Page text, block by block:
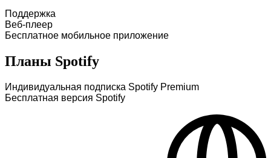
Поддержка
Веб-плеер
Бесплатное мобильное приложение
Планы Spotify
Индивидуальная подписка Spotify Premium
Бесплатная версия Spotify